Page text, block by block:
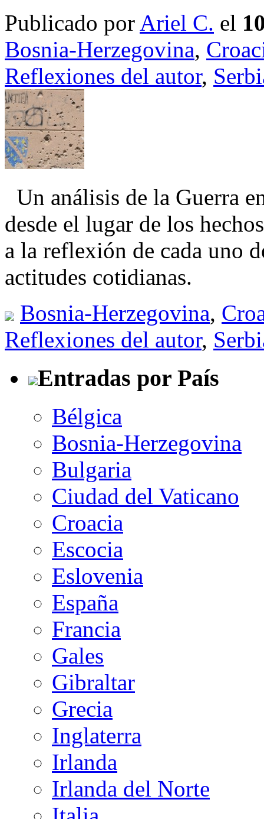
Publicado por Ariel C. el
Bosnia-Herzegovina,
Reflexiones del autor,
Un análisis de la Guerra
desde el lugar de los
a la reflexión de cada uno
actitudes cotidianas.
Bosnia-Herzegovina,
Reflexiones del autor,
Entradas por País
Bélgica
Bosnia-Herzegovina
Bulgaria
Ciudad del Vaticano
Croacia
Escocia
Eslovenia
España
Francia
Gales
Gibraltar
Grecia
Inglaterra
Irlanda
Irlanda del Norte